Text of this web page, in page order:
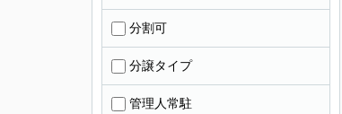
分割可
分譲タイプ
管理人常駐